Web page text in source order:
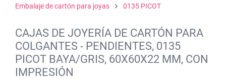
Embalaje de cartón para joyas
0135 PICOT
CAJAS DE JOYERÍA DE CARTÓN PARA
COLGANTES - PENDIENTES, 0135
PICOT BAYA/GRIS, 60X60X22 MM, CON
IMPRESIÓN